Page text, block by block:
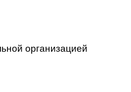
организацией